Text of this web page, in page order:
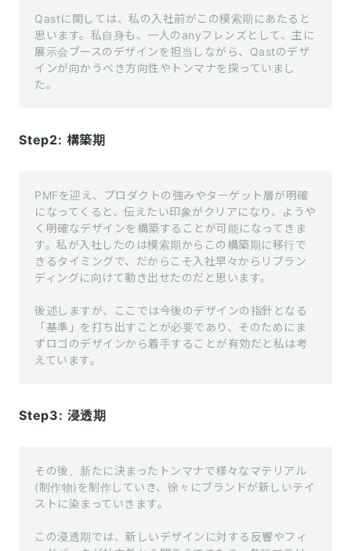
Qastに関しては、私の入社前がこの模索期にあたると
思います。私自身も、一人のanyフレンズとして、主に
展示会ブースのデザインを担当しながら、Qastのデザ
インが向かうべき方向性やトンマナを探っていまし
た。
Step2: 構築期
PMFを迎え、プロダクトの強みやターゲット層が明確
になってくると、伝えたい印象がクリアになり、ようや
く明確なデザインを構築することが可能になってきま
す。私が入社したのは模索期からこの構築期に移行で
きるタイミングで、だからこそ入社早々からリブラン
ディングに向けて動き出せたのだと思います。
後述しますが、ここでは今後のデザインの指針となる
「基準」を打ち出すことが必要であり、そのためにま
ずロゴのデザインから着手することが有効だと私は考
えています。
Step3: 浸透期
その後、新たに決まったトンマナで様々なマテリアル
(制作物)を制作していき、徐々にブランドが新しいテイ
ストに染まっていきます。
この浸透期では、新しいデザインに対する反響やフィ